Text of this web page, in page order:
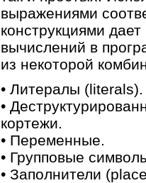
выражениями
конструкциями
вычислений в
из некоторой
• Литералы (literals).
•
кортежи.
• Переменные.
• Групповые
• Заполнители